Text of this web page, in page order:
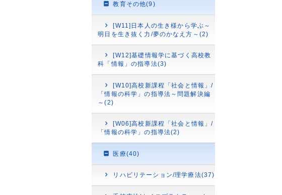
教育その他(9)
[W11]日本人の生き様から学ぶ～
明日を生き抜く力/夢のかなえ方～(2)
[W12]基礎情報学に基づく高校教
科「情報」の指導法(3)
[W10]高校新課程「社会と情報」/
「情報の科学」の指導法～問題解決編
～(2)
[W06]高校新課程「社会と情報」/
「情報の科学」の指導法(2)
医療(40)
リハビリテーション/理学療法(37)